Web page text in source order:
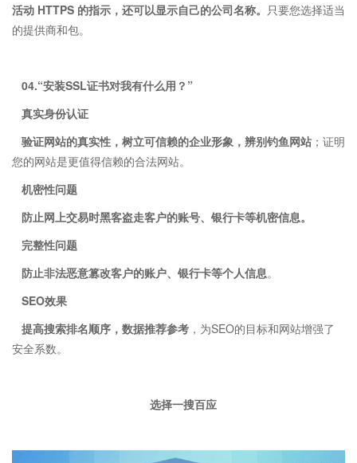
活动 HTTPS 的指示，还可以显示自己的公司名称。 只要您选择适当
的提供商和包。
04.“安装SSL证书对我有什么用？”
真实身份认证
验证网站的真实性，树立可信赖的企业形象，辨别钓鱼网站 ；证明
您的网站是更值得信赖的合法网站。
机密性问题
防止网上交易时黑客盗走客户的账号、银行卡等机密信息。
完整性问题
防止非法恶意篡改客户的账户、银行卡等个人信息。
SEO效果
提高搜索排名顺序，数据推荐参考 ，为SEO的目标和网站增强了
安全系数。
选择一搜百应